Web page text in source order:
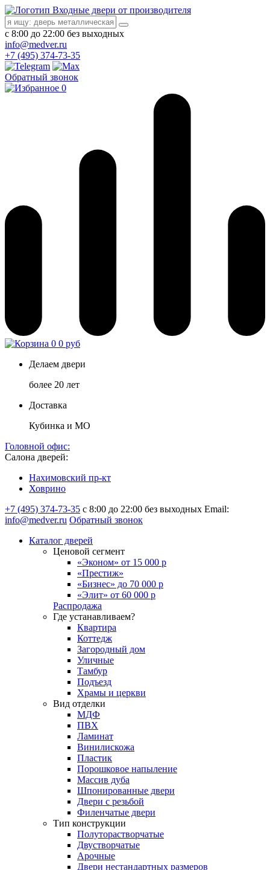
Входные двери от производителя
с 8:00 до 22:00 без выходных
info@medver.ru
+7 (495) 374-73-35
Обратный звонок
0
0 0 руб
Делаем двери
более 20 лет
Доставка
Кубинка и МО
Головной офис:
Салона дверей:
Нахимовский пр-кт
Ховрино
+7 (495) 374-73-35 с 8:00 до 22:00 без выходных Email:
info@medver.ru Обратный звонок
Каталог дверей
Ценовой сегмент
«Эконом» от 15 000 р
«Престиж»
«Бизнес» до 70 000 р
«Элит» от 60 000 р
Распродажа
Где устанавливаем?
Квартира
Коттедж
Загородный дом
Уличные
Тамбур
Подъезд
Храмы и церкви
Вид отделки
МДФ
ПВХ
Ламинат
Винилискожа
Пластик
Порошковое напыление
Массив дуба
Шпонированные двери
Двери с резьбой
Филенчатые двери
Тип конструкции
Полуторастворчатые
Двустворчатые
Арочные
Двери нестандартных размеров